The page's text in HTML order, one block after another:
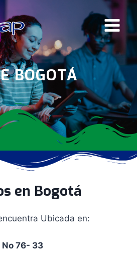
BOGOTÁ
en Bogotá
Ubicada en:
76- 33